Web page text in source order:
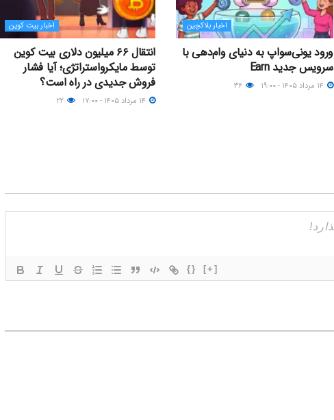
اخبار بلاکچین
ورود یونی‌سواپ به دنیای وام‌دهی با
سرویس جدید Earn
اخبار بیت کوین
انتقال ۶۶ میلیون دلاری بیت کوین
توسط مایکرواستراتژی؛ آیا فشار
فروش جدیدی در راه است؟
{} [+]